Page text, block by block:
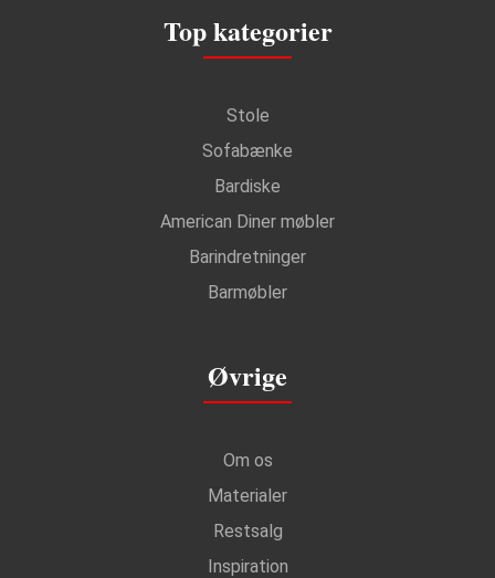
Top kategorier
Stole
Sofabænke
Bardiske
American Diner møbler
Barindretninger
Barmøbler
Øvrige
Om os
Materialer
Restsalg
Inspiration